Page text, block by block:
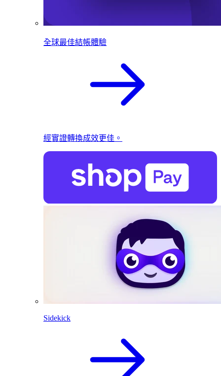
全球最佳結帳體驗
經實證轉換成效更佳。
Sidekick